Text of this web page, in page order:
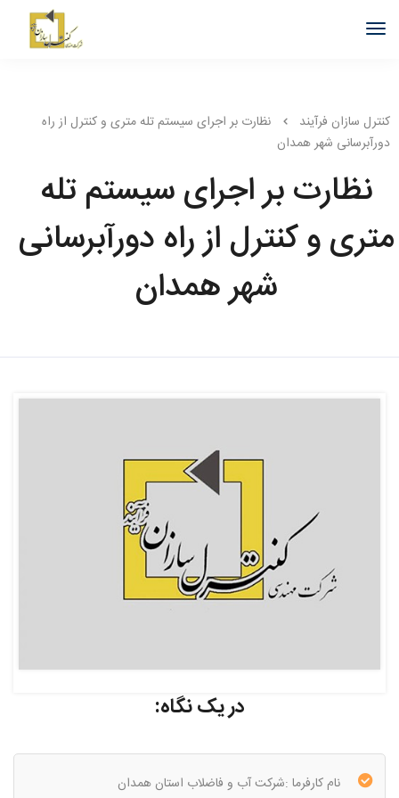
کنترل سازان فرآیند
نظارت بر اجرای سیستم تله متری و کنترل از راه
دورآبرسانی شهر همدان
نظارت بر اجرای سیستم تله
متری و کنترل از راه دورآبرسانی
شهر همدان
در یک نگاه:
نام کارفرما :شرکت آب و فاضلاب استان همدان